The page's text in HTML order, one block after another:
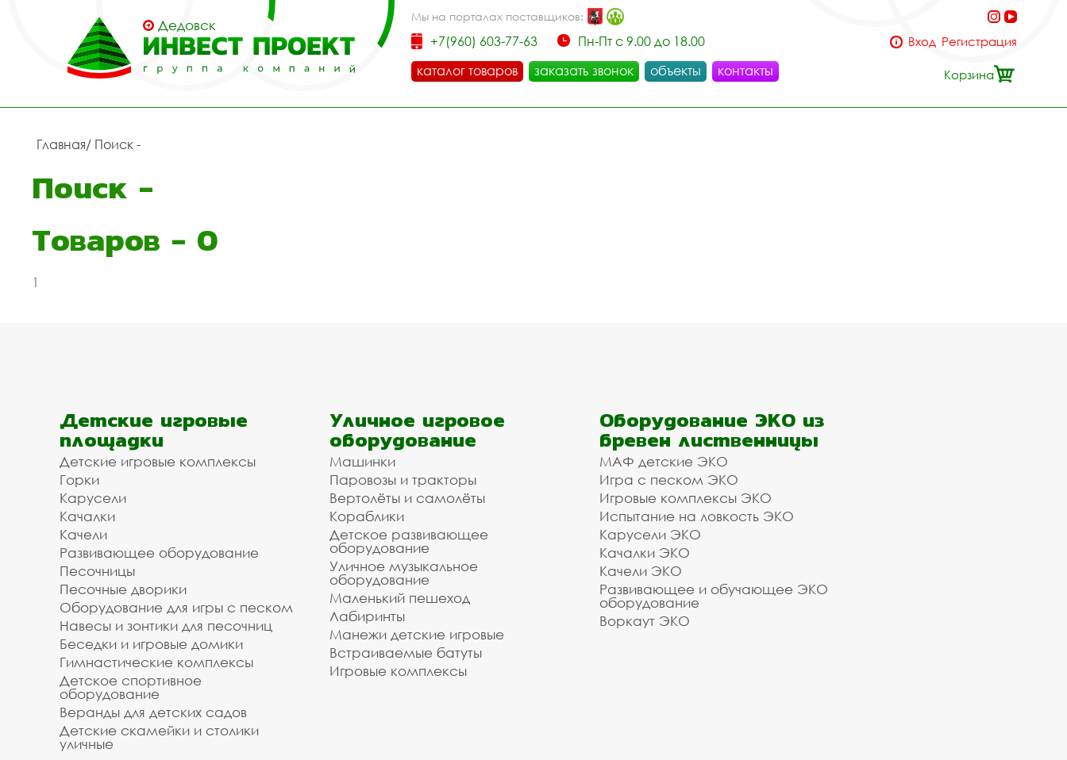
Дедовск
Мы на порталах поставщиков:
+7(960) 603-77-63
Пн-Пт с 9.00 до 18.00
каталог товаров
заказать звонок объекты контакты
Вход Регистрация
Корзина
Главная/ Поиск -
Поиск -
Товаров - 0
1
Детские игровые
площадки
Детские игровые комплексы
Горки
Карусели
Качалки
Качели
Развивающее оборудование
Песочницы
Песочные дворики
Оборудование для игры с песком
Навесы и зонтики для песочниц
Беседки и игровые домики
Гимнастические комплексы
Детское спортивное
оборудование
Веранды для детских садов
Детские скамейки и столики
уличные
Уличное игровое
оборудование
Машинки
Паровозы и тракторы
Вертолёты и самолёты
Кораблики
Детское развивающее
оборудование
Уличное музыкальное
оборудование
Маленький пешеход
Лабиринты
Манежи детские игровые
Встраиваемые батуты
Игровые комплексы
Оборудование ЭКО из
бревен лиственницы
МАФ детские ЭКО
Игра с песком ЭКО
Игровые комплексы ЭКО
Испытание на ловкость ЭКО
Карусели ЭКО
Качалки ЭКО
Качели ЭКО
Развивающее и обучающее ЭКО
оборудование
Воркаут ЭКО